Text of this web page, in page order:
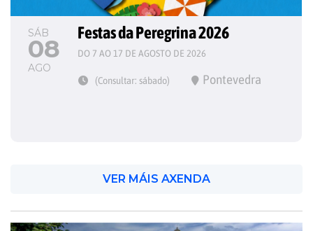
SÁB
08
AGO
Festas da Peregrina 2026
DO 7 AO 17 DE AGOSTO DE 2026
(Consultar: sábado) Pontevedra
VER MÁIS AXENDA